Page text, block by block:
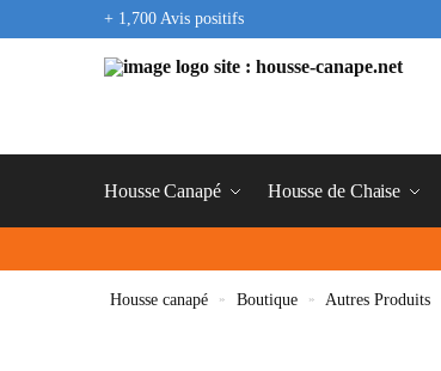
+ 1,700 Avis positifs
Housse Canapé Housse de Chaise
Housse canapé » Boutique » Autres Produits